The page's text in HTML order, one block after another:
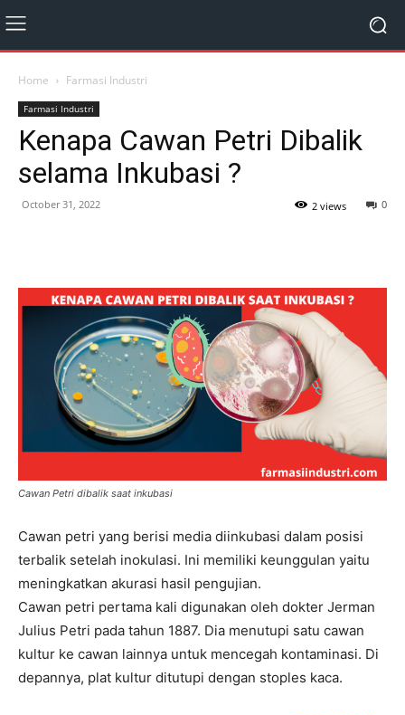
Home Farmasi Industri
Farmasi Industri
Kenapa Cawan Petri Dibalik
selama Inkubasi ?
October 31, 2022 0
2 views
Cawan Petri dibalik saat inkubasi
Cawan petri yang berisi media diinkubasi dalam posisi
terbalik setelah inokulasi. Ini memiliki keunggulan yaitu
meningkatkan akurasi hasil pengujian.
Cawan petri pertama kali digunakan oleh dokter Jerman
Julius Petri pada tahun 1887. Dia menutupi satu cawan
kultur ke cawan lainnya untuk mencegah kontaminasi. Di
depannya, plat kultur ditutupi dengan stoples kaca.